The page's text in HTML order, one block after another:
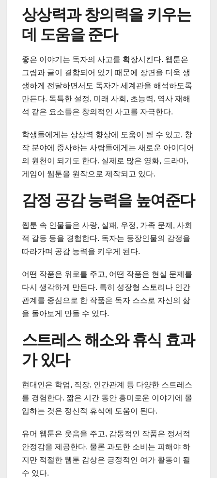
상상력과 창의력을 키우는
데 도움을 준다
좋은 이야기는 독자의 사고를 확장시킨다. 웹툰은
그림과 글이 결합되어 있기 때문에 장면을 더욱 생
생하게 전달하면서도 독자가 세계관을 해석하도록
만든다. 독특한 설정, 미래 사회, 초능력, 역사 재해
석 같은 요소들은 창의적인 사고를 자극한다.
학생들에게는 상상력 향상에 도움이 될 수 있고, 창
작 분야에 종사하는 사람들에게는 새로운 아이디어
의 원천이 되기도 한다. 실제로 많은 영화, 드라마,
게임이 웹툰을 원작으로 제작되고 있다.
감정 공감 능력을 높여준다
웹툰 속 인물들은 사랑, 실패, 우정, 가족 문제, 사회
적 갈등 등을 경험한다. 독자는 등장인물의 감정을
따라가며 공감 능력을 키우게 된다.
어떤 작품은 위로를 주고, 어떤 작품은 현실 문제를
다시 생각하게 만든다. 특히 성장형 스토리나 인간
관계를 중심으로 한 작품은 독자 스스로 자신의 삶
을 돌아보게 만들 수 있다.
스트레스 해소와 휴식 효과
가 있다
현대인은 학업, 직장, 인간관계 등 다양한 스트레스
를 경험한다. 짧은 시간 동안 흥미로운 이야기에 몰
입하는 것은 정신적 휴식에 도움이 된다.
유머 웹툰은 웃음을 주고, 감동적인 작품은 정서적
안정감을 제공한다. 물론 과도한 소비는 피해야 하
지만 적절한 웹툰 감상은 긍정적인 여가 활동이 될
수 있다.